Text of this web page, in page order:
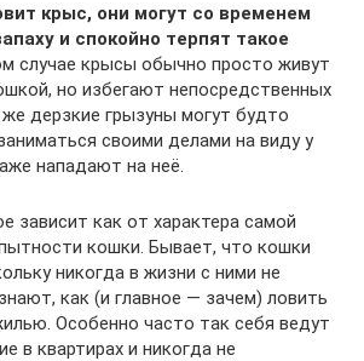
крыс, они могут со временем
и спокойно терпят такое
случае крысы обычно просто живут
но избегают непосредственных
дерзкие грызуны могут будто
своими делами на виду у
нападают на неё.
зависит как от характера самой
кошки. Бывает, что кошки
никогда в жизни с ними не
как (и главное — зачем) ловить
Особенно часто так себя ведут
в квартирах и никогда не